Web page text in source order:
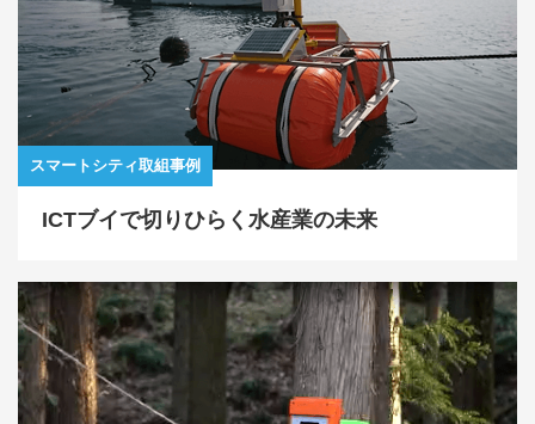
スマートシティ取組事例
ICTブイで切りひらく水産業の未来